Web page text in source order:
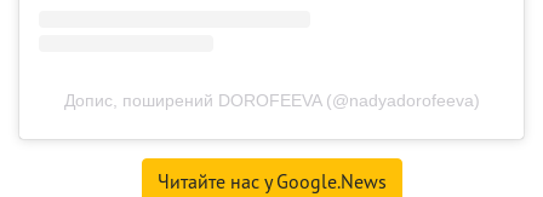
Допис, поширений DOROFEEVA (@nadyadorofeeva)
Читайте нас у Google.News